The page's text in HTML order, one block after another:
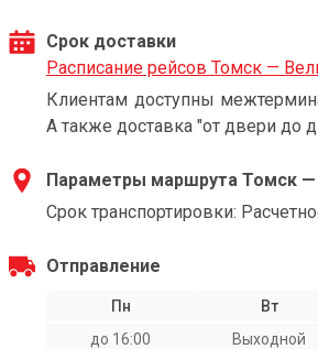
Срок доставки
Расписание рейсов Томск —
Клиентам доступны
А также доставка "от двери до
Параметры маршрута Томск —
Срок транспортировки:
Отправление
Пн
до 16:00
Вт
Выходной